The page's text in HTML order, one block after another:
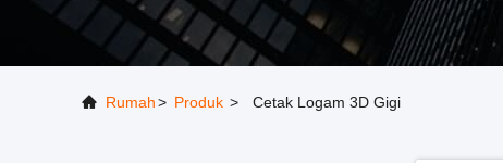
Rumah> Produk > Cetak Logam 3D Gigi